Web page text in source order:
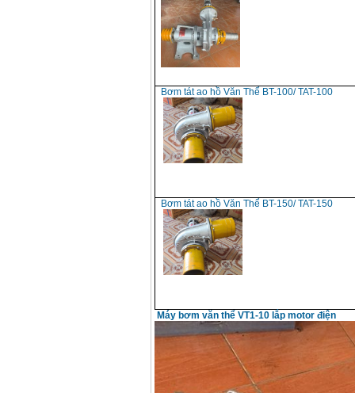
Bơm tát ao hồ Văn Thể BT-100/ TAT-100
Bơm tát ao hồ Văn Thể BT-150/ TAT-150
Máy bơm văn thể VT1-10 lắp motor điện